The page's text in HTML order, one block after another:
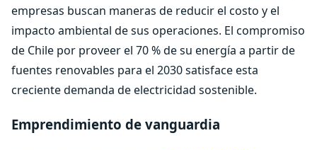
empresas buscan maneras de reducir el costo y el
impacto ambiental de sus operaciones. El compromiso
de Chile por proveer el 70 % de su energía a partir de
fuentes renovables para el 2030 satisface esta
creciente demanda de electricidad sostenible.
Emprendimiento de vanguardia